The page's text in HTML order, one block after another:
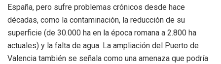
España, pero sufre problemas crónicos desde hace
décadas, como la contaminación, la reducción de su
superficie (de 30.000 ha en la época romana a 2.800 ha
actuales) y la falta de agua. La ampliación del Puerto de
Valencia también se señala como una amenaza que podría